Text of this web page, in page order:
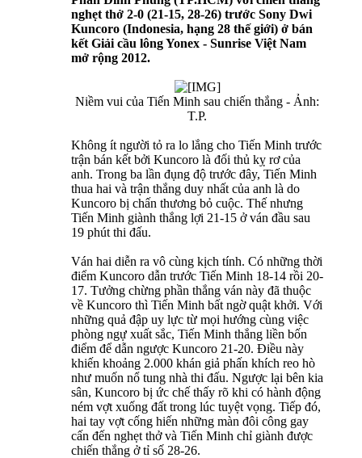
nghẹt thở 2-0 (21-15, 28-26) trước Sony Dwi
Kuncoro (Indonesia, hạng 28 thế giới) ở bán
kết Giải cầu lông Yonex - Sunrise Việt Nam
mở rộng 2012.
Niềm vui của Tiến Minh sau chiến thắng - Ảnh:
T.P.​
Không ít người tỏ ra lo lắng cho Tiến Minh trước
trận bán kết bởi Kuncoro là đối thủ kỵ rơ của
anh. Trong ba lần đụng độ trước đây, Tiến Minh
thua hai và trận thắng duy nhất của anh là do
Kuncoro bị chấn thương bỏ cuộc. Thế nhưng
Tiến Minh giành thắng lợi 21-15 ở ván đầu sau
19 phút thi đấu.
Ván hai diễn ra vô cùng kịch tính. Có những thời
điểm Kuncoro dẫn trước Tiến Minh 18-14 rồi 20-
17. Tưởng chừng phần thắng ván này đã thuộc
về Kuncoro thì Tiến Minh bất ngờ quật khởi. Với
những quả đập uy lực từ mọi hướng cùng việc
phòng ngự xuất sắc, Tiến Minh thắng liền bốn
điểm để dẫn ngược Kuncoro 21-20. Điều này
khiến khoảng 2.000 khán giả phấn khích reo hò
như muốn nổ tung nhà thi đấu. Ngược lại bên kia
sân, Kuncoro bị ức chế thấy rõ khi có hành động
ném vợt xuống đất trong lúc tuyệt vọng. Tiếp đó,
hai tay vợt cống hiến những màn đôi công gay
cấn đến nghẹt thở và Tiến Minh chỉ giành được
chiến thắng ở tỉ số 28-26.